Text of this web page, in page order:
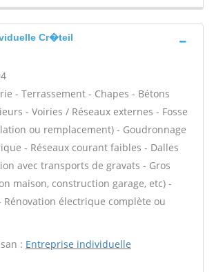
Cr�teil
- Terrassement - Chapes - Bétons
- Voiries / Réseaux externes - Fosse
ou remplacement) - Goudronnage
- Réseaux courant faibles - Dalles
avec transports de gravats - Gros
maison, construction garage, etc) -
Rénovation électrique complète ou
: Entreprise individuelle